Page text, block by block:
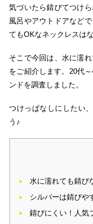
気づいたら錆びてつけ
風呂やアウトドアなど
てもOKなネックレスは
そこで今回は、水に濡
をご紹介します。20代
ンドを調査しました。
つけっぱなしにしたい
う♪
水に濡れても錆び
シルバーは錆びや
錆びにくい！人気